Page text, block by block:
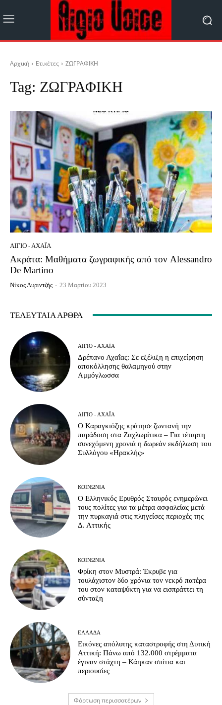
Αρχική Ετικέτες ΖΩΓΡΑΦΙΚΗ
Tag: ΖΩΓΡΑΦΙΚΗ
ΑΊΓΙΟ - ΑΧΑΪ́Α
Ακράτα: Μαθήματα ζωγραφικής από τον Alessandro
De Martino
Νίκος Λυριντζής - 23 Μαρτίου 2023
ΤΕΛΕΥΤΑΊΑ ΆΡΘΡΑ
ΑΊΓΙΟ - ΑΧΑΪ́Α
Δρέπανο Αχαΐας: Σε εξέλιξη η επιχείρηση
αποκόλλησης θαλαμηγού στην
Αμμόγλωσσα
ΑΊΓΙΟ - ΑΧΑΪ́Α
Ο Καραγκιόζης κράτησε ζωντανή την
παράδοση στα Ζαχλωρίτικα – Για τέταρτη
συνεχόμενη χρονιά η δωρεάν εκδήλωση του
Συλλόγου «Ηρακλής»
ΚΟΙΝΩΝΊΑ
Ο Ελληνικός Ερυθρός Σταυρός ενημερώνει
τους πολίτες για τα μέτρα ασφαλείας μετά
την πυρκαγιά στις πληγείσες περιοχές της
Δ. Αττικής
ΚΟΙΝΩΝΊΑ
Φρίκη στον Μυστρά: Έκρυβε για
τουλάχιστον δύο χρόνια τον νεκρό πατέρα
του στον καταψύκτη για να εισπράττει τη
σύνταξη
ΕΛΛΆΔΑ
Εικόνες απόλυτης καταστροφής στη Δυτική
Αττική: Πάνω από 132.000 στρέμματα
έγιναν στάχτη – Κάηκαν σπίτια και
περιουσίες
Φόρτωση περισσοτέρων